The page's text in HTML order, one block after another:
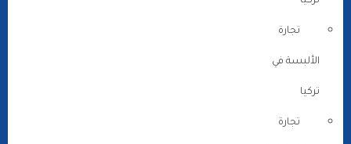
تجارة
الألبسة في
تركيا
تجارة